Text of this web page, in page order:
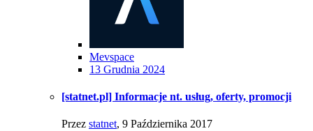
Mevspace
13 Grudnia 2024
[statnet.pl] Informacje nt. usług, oferty, promocji
Przez statnet, 9 Października 2017